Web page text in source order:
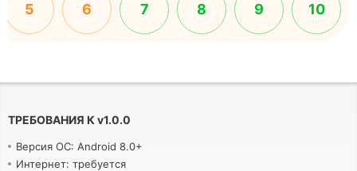
5 6 7 8 9 10
ТРЕБОВАНИЯ К v1.0.0
Версия ОС: Android 8.0+
Интернет: требуется